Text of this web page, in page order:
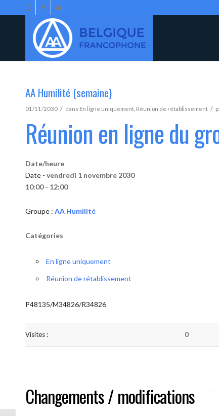
AA Humilité (semaine)
01/11/2030 / dans En ligne uniquement Réunion de rétablissement /
Réunion en ligne du
Date/heure
Date - vendredi 1 novembre 2030
10:00 - 12:00
Groupe : AA Humilité
Catégories
En ligne uniquement
Réunion de rétablissement
P48135/M34826/R34826
Visites : 0
Changements / modifications